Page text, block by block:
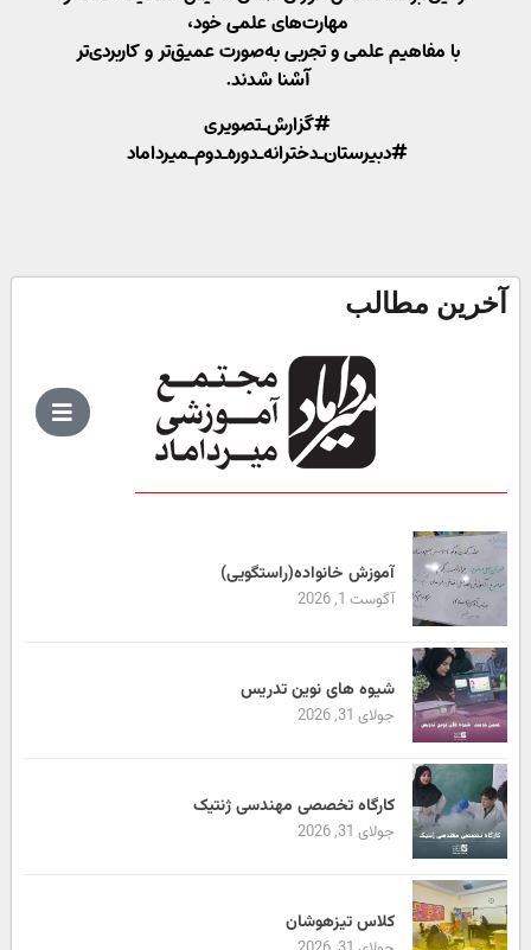
مهارت‌های علمی خود،
با مفاهیم علمی و تجربی به‌صورت عمیق‌تر و کاربردی‌تر
آشنا شدند.
#گزارش_تصویری
#دبیرستان_دخترانه_دوره_دوم_میرداماد
آخرین مطالب
آموزش خانواده(راستگویی)
آگوست 1, 2026
شیوه های نوین تدریس
جولای 31, 2026
کارگاه تخصصی مهندسی ژنتیک
جولای 31, 2026
کلاس تیزهوشان